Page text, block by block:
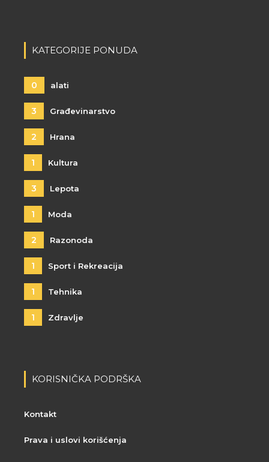
KATEGORIJE PONUDA
0 alati
3 Građevinarstvo
2 Hrana
1 Kultura
3 Lepota
1 Moda
2 Razonoda
1 Sport i Rekreacija
1 Tehnika
1 Zdravlje
KORISNIČKA PODRŠKA
Kontakt
Prava i uslovi korišćenja